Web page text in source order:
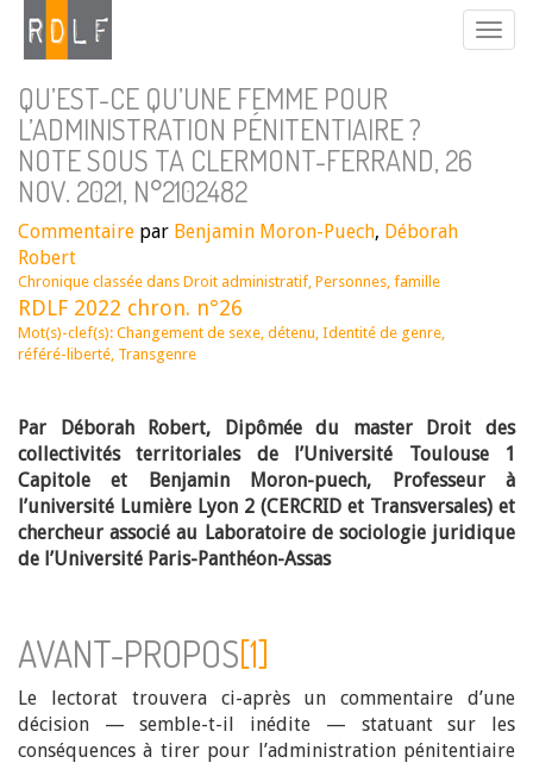
QU’EST-CE QU’UNE FEMME POUR
L’ADMINISTRATION PÉNITENTIAIRE ?
NOTE SOUS TA CLERMONT-FERRAND, 26
NOV. 2021, N°2102482
Commentaire par Benjamin Moron-Puech, Déborah
Robert
Chronique classée dans Droit administratif, Personnes, famille
RDLF 2022 chron. n°26
Mot(s)-clef(s): Changement de sexe, détenu, Identité de genre,
référé-liberté, Transgenre
Par Déborah Robert, Dipômée du master Droit des
collectivités territoriales de l’Université Toulouse 1
Capitole et Benjamin Moron-puech, Professeur à
l’université Lumière Lyon 2 (CERCRID et Transversales) et
chercheur associé au Laboratoire de sociologie juridique
de l’Université Paris-Panthéon-Assas
AVANT-PROPOS[1]
Le lectorat trouvera ci-après un commentaire d’une
décision — semble-t-il inédite — statuant sur les
conséquences à tirer pour l’administration pénitentiaire